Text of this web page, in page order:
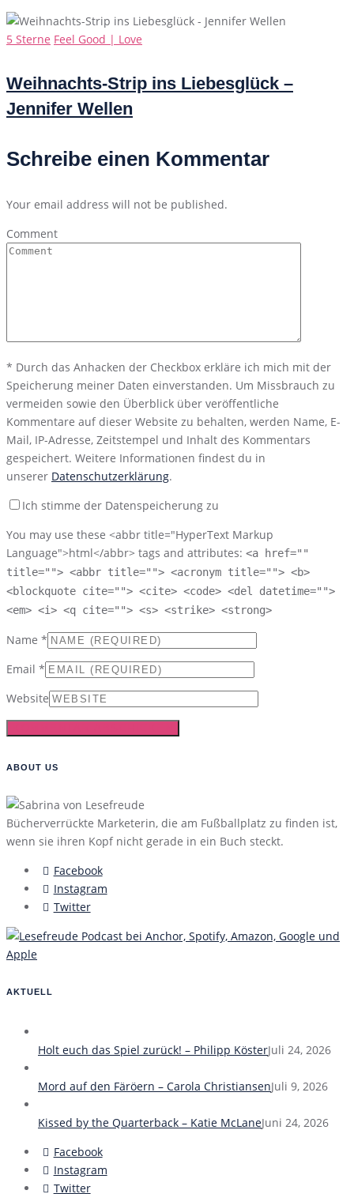
Categories
5 Sterne Feel Good | Love
Weihnachts-Strip ins Liebesglück –
Jennifer Wellen
Schreibe einen Kommentar
Your email address will not be published.
Comment
* Durch das Anhacken der Checkbox erkläre ich mich mit der
Speicherung meiner Daten einverstanden. Um Missbrauch zu
vermeiden sowie den Überblick über veröffentliche
Kommentare auf dieser Website zu behalten, werden Name, E-
Mail, IP-Adresse, Zeitstempel und Inhalt des Kommentars
gespeichert. Weitere Informationen findest du in
unserer Datenschutzerklärung.
Ich stimme der Datenspeicherung zu
You may use these <abbr title="HyperText Markup
Language">html</abbr> tags and attributes: <a href=""
title=""> <abbr title=""> <acronym title=""> <b>
<blockquote cite=""> <cite> <code> <del datetime="">
<em> <i> <q cite=""> <s> <strike> <strong>
Name *
Email *
Website
ABOUT US
Bücherverrückte Marketerin, die am Fußballplatz zu finden ist,
wenn sie ihren Kopf nicht gerade in ein Buch steckt.
Facebook
Instagram
Twitter
AKTUELL
Holt euch das Spiel zurück! – Philipp KösterJuli 24, 2026
Mord auf den Färöern – Carola ChristiansenJuli 9, 2026
Kissed by the Quarterback – Katie McLaneJuni 24, 2026
Facebook
Instagram
Twitter